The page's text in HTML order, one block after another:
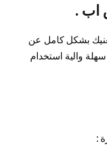
اب .
بشكل كامل عن
والية استخدام
: